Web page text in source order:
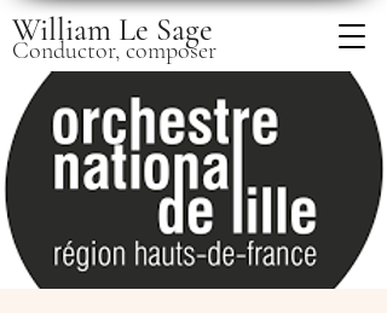
William Le Sage
Conductor, composer